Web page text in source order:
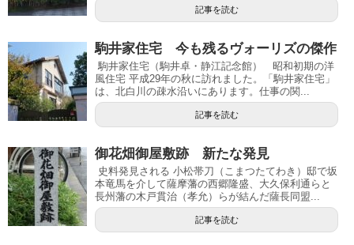
記事を読む
駒井家住宅 今も残るヴォーリズの傑作
駒井家住宅（駒井卓・静江記念館） 昭和初期の洋
風住宅 平成29年の秋に訪れました。「駒井家住宅」
は、北白川の疎水沿いにあります。仕事の関...
記事を読む
御花畑御屋敷跡 新たな発見
史料発見される 小松帯刀（こまつたてわき）邸で坂
本竜馬を介して薩摩藩の西郷隆盛、大久保利通らと
長州藩の木戸貫治（孝允）らが結んだ薩長同盟...
記事を読む